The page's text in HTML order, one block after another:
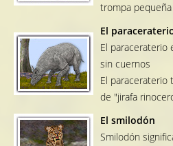
trompa pequeña
El
El
sin cuernos
El paraceraterio
de "jirafa
El smilodón
Smilodón